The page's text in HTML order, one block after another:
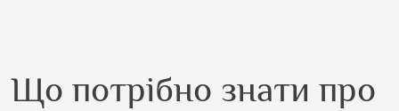
Що потрібно знати про